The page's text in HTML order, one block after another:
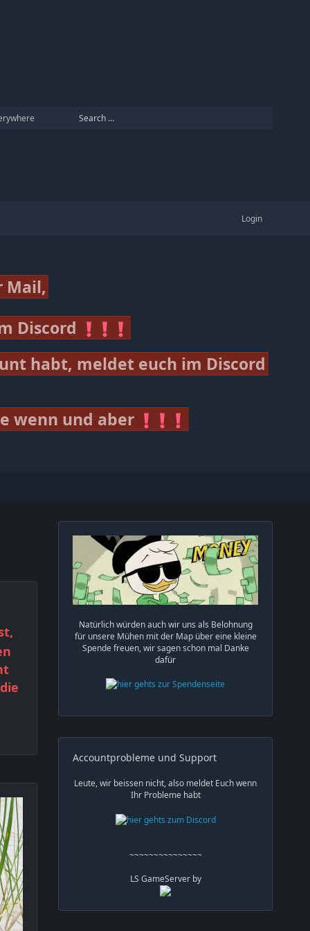
Login
Mail,
Discord
habt, meldet euch im Discord
wenn und aber
Natürlich würden auch wir uns als Belohnung
für unsere Mühen mit der Map über eine kleine
Spende freuen, wir sagen schon mal Danke
dafür
Accountprobleme und Support
Leute, wir beissen nicht, also meldet Euch wenn
Ihr Probleme habt
~~~~~~~~~~~~~~~
LS GameServer by